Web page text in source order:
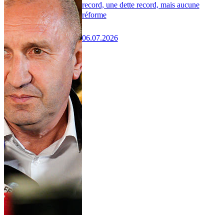
record, une dette record, mais aucune
réforme
06.07.2026